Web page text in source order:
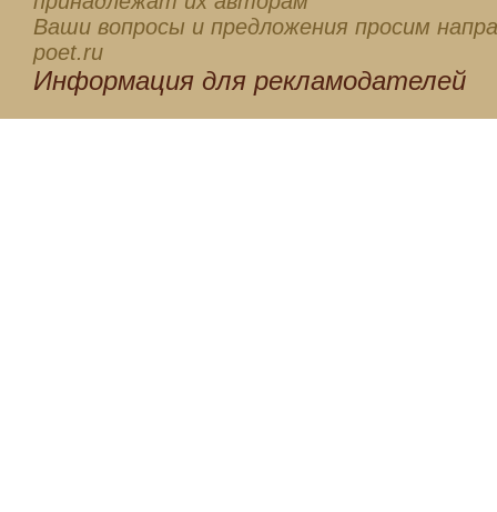
Ваши вопросы и предложения просим
poet.ru
Информация для рекламодателей